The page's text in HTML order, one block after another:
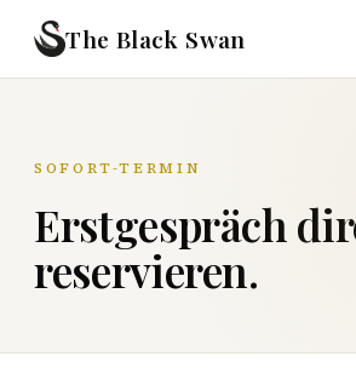
The Black Swan
SOFORT-TERMIN
Erstgespräch
reservieren.